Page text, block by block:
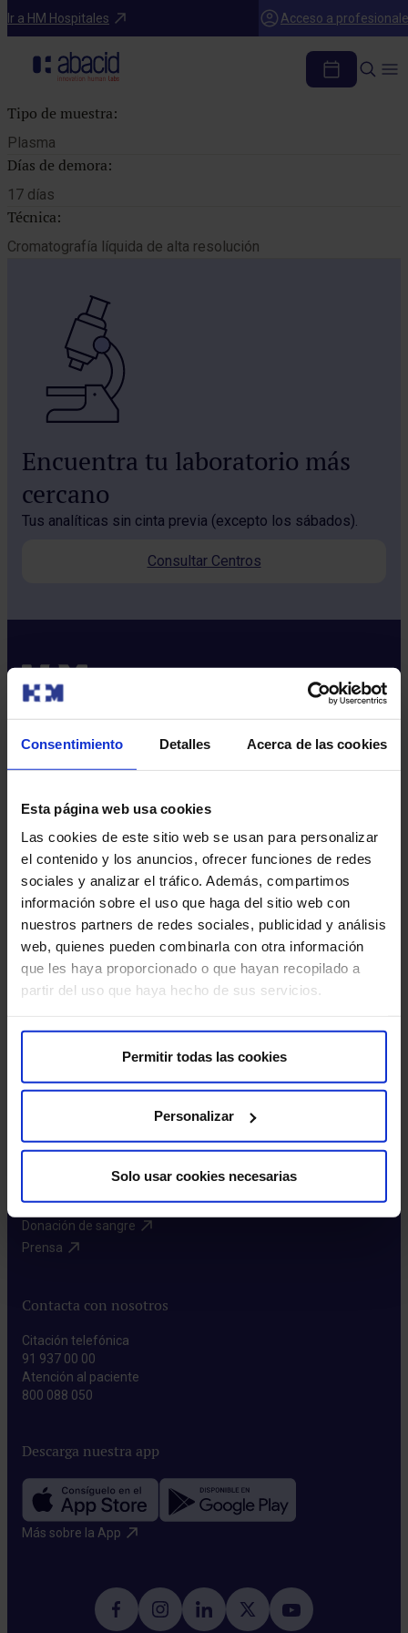
Consentimiento Detalles Acerca de las cookies
Esta página web usa cookies
Las cookies de este sitio web se usan para personalizar
el contenido y los anuncios, ofrecer funciones de redes
sociales y analizar el tráfico. Además, compartimos
información sobre el uso que haga del sitio web con
nuestros partners de redes sociales, publicidad y análisis
web, quienes pueden combinarla con otra información
que les haya proporcionado o que hayan recopilado a
partir del uso que haya hecho de sus servicios.
Permitir todas las cookies
Personalizar
Solo usar cookies necesarias
Ir a HM Hospitales Acceso a
Catálogo de pruebas
VITAMINA C
Tipo de muestra:
Plasma
Días de demora:
17 días
Técnica:
Cromatografía líquida de alta resolución
Encuentra tu laboratorio más
cercano
Tus analíticas sin cinta previa (excepto los sábados).
Consultar Centros
Excelencia y calidad​
Trabaja con nosotros​
Rincón del accionista​
Más HM Hospitales
Fundación HM​
Centro Universitario CUHMED​
Instituto HM Hospitales​
HM CINAC​
Enlaces de interés
Aseguradoras y mutuas​
Preguntas frecuentes​
Donación de sangre​
Prensa​
Contacta con nosotros
Citación telefónica
91 937 00 00
Atención al paciente
800 088 050
Descarga nuestra app
Más sobre la App​